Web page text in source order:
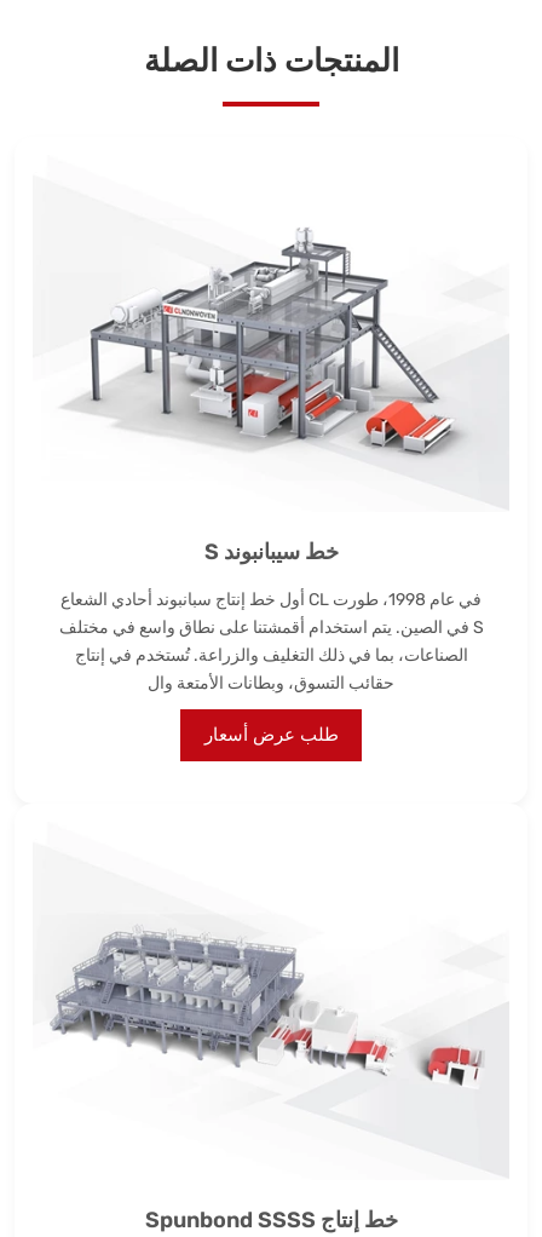
المنتجات ذات الصلة
خط سيبانبوند S
في عام 1998، طورت CL أول خط إنتاج سبانبوند أحادي الشعاع
S في الصين. يتم استخدام أقمشتنا على نطاق واسع في مختلف
الصناعات، بما في ذلك التغليف والزراعة. تُستخدم في إنتاج
حقائب التسوق، وبطانات الأمتعة وال
طلب عرض أسعار
خط إنتاج Spunbond SSSS